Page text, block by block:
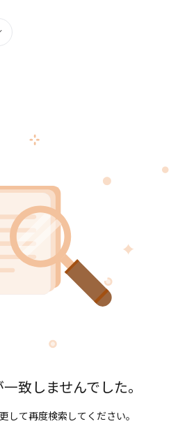
致しませんでした。
して再度検索してください。